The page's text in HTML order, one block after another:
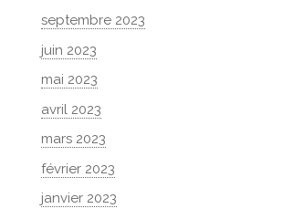
septembre 2023
juin 2023
mai 2023
avril 2023
mars 2023
février 2023
janvier 2023